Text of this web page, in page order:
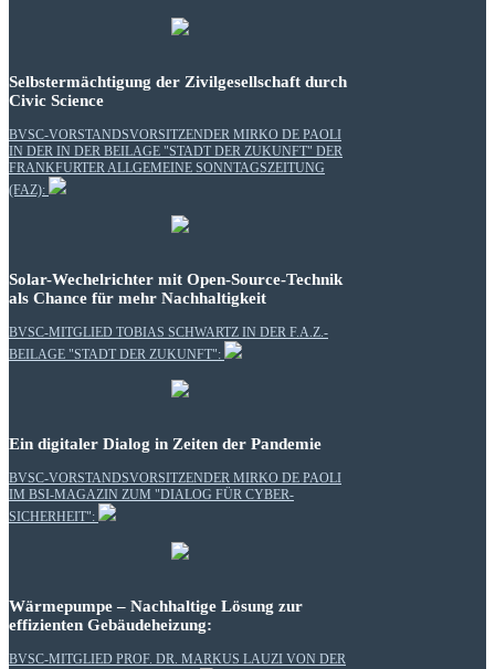
Selbstermächtigung der Zivilgesellschaft durch
Civic Science
BVSC-VORSTANDSVORSITZENDER MIRKO DE PAOLI
IN DER IN DER BEILAGE "STADT DER ZUKUNFT" DER
FRANKFURTER ALLGEMEINE SONNTAGSZEITUNG
(FAZ):
Solar-Wechelrichter mit Open-Source-Technik
als Chance für mehr Nachhaltigkeit
BVSC-MITGLIED TOBIAS SCHWARTZ IN DER F.A.Z.-
BEILAGE "STADT DER ZUKUNFT":
Ein digitaler Dialog in Zeiten der Pandemie
BVSC-VORSTANDSVORSITZENDER MIRKO DE PAOLI
IM BSI-MAGAZIN ZUM "DIALOG FÜR CYBER-
SICHERHEIT":
Wärmepumpe – Nachhaltige Lösung zur
effizienten Gebäudeheizung:
BVSC-MITGLIED PROF. DR. MARKUS LAUZI VON DER